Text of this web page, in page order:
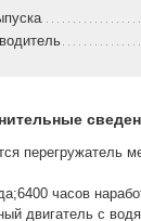
перегружатель
часов
двигатель с